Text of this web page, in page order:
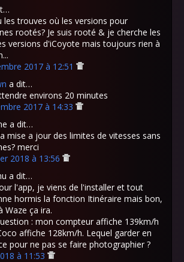
les trouves où les versions pour
rootés? Je suis rooté & je cherche les
versions d'iCoyote mais toujours rien à
2017 à 12:51
a dit…
environs 20 minutes
2017 à 14:33
a dit…
mise a jour des limites de vitesses sans
merci
2018 à 13:56
a dit…
l'app, je viens de l'installer et tout
hormis la fonction Itinéraire mais bon,
Waze ça ira.
: mon compteur affiche 139km/h
affiche 128km/h. Lequel garder en
pour ne pas se faire photographier ?
à 11:53